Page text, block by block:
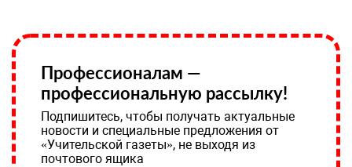
Профессионалам —
профессиональную рассылку!
Подпишитесь, чтобы получать актуальные
новости и специальные предложения от
«Учительской газеты», не выходя из
почтового ящика